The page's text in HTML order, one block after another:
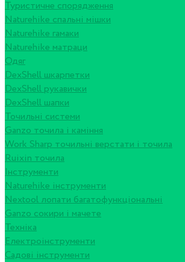
Туристичне спорядження
Naturehike спальні мішки
Naturehike гамаки
Naturehike матраци
Одяг
DexShell шкарпетки
DexShell рукавички
DexShell шапки
Точильні системи
Ganzo точила і каміння
Work Sharp точильні верстати і точила
Ruixin точила
Інструменти
Naturehike інструменти
Nextool лопати багатофункціональні
Ganzo сокири і мачете
Техніка
Електроінструменти
Садові інструменти